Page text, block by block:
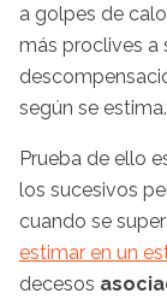
a golpes de
más proclives a
según se estima.
Prueba de ello
los sucesivos
cuando se
estimar en un
decesos